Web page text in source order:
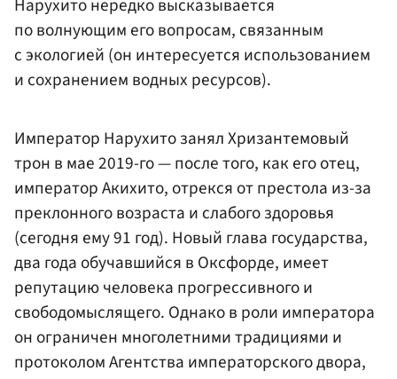
Нарухито нередко высказывается
по волнующим его вопросам, связанным
с экологией (он интересуется использованием
и сохранением водных ресурсов).
Император Нарухито занял Хризантемовый
трон в мае 2019-го — после того, как его отец,
император Акихито, отрекся от престола из-за
преклонного возраста и слабого здоровья
(сегодня ему 91 год). Новый глава государства,
два года обучавшийся в Оксфорде, имеет
репутацию человека прогрессивного и
свободомыслящего. Однако в роли императора
он ограничен многолетними традициями и
протоколом Агентства императорского двора,